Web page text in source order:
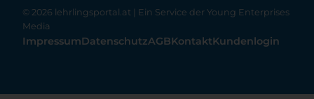
© 2026 lehrlingsportal.at | Ein Service der Young Enterprises
Media
ImpressumDatenschutzAGBKontaktKundenlogin